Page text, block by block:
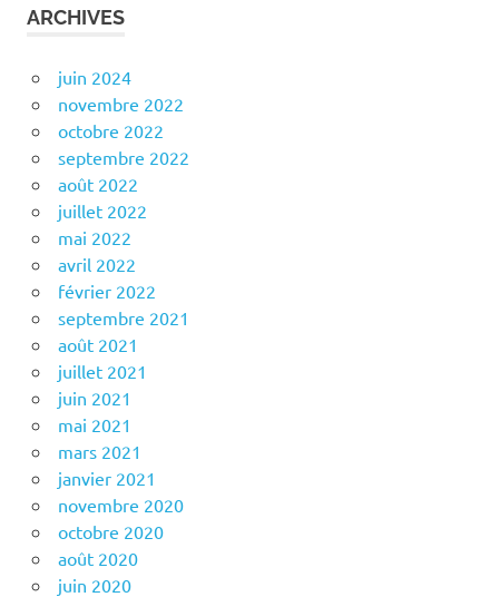
ARCHIVES
juin 2024
novembre 2022
octobre 2022
septembre 2022
août 2022
juillet 2022
mai 2022
avril 2022
février 2022
septembre 2021
août 2021
juillet 2021
juin 2021
mai 2021
mars 2021
janvier 2021
novembre 2020
octobre 2020
août 2020
juin 2020